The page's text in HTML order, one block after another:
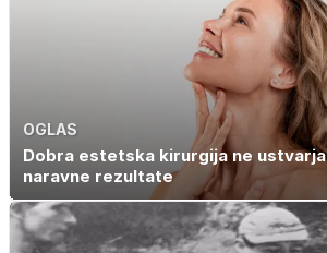
OGLAS
Dobra estetska kirurgija ne
naravne rezultate